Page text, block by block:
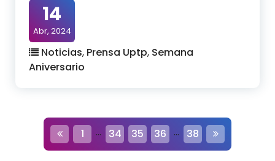
14
Abr, 2024
Noticias, Prensa Uptp, Semana
Aniversario
N
a
v
1 … 34 35 36 … 38